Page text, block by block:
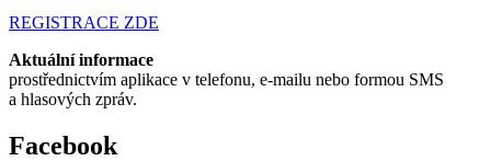
REGISTRACE ZDE
Aktuální informace
prostřednictvím aplikace v telefonu, e-mailu nebo formou SMS
a hlasových zpráv.
Facebook